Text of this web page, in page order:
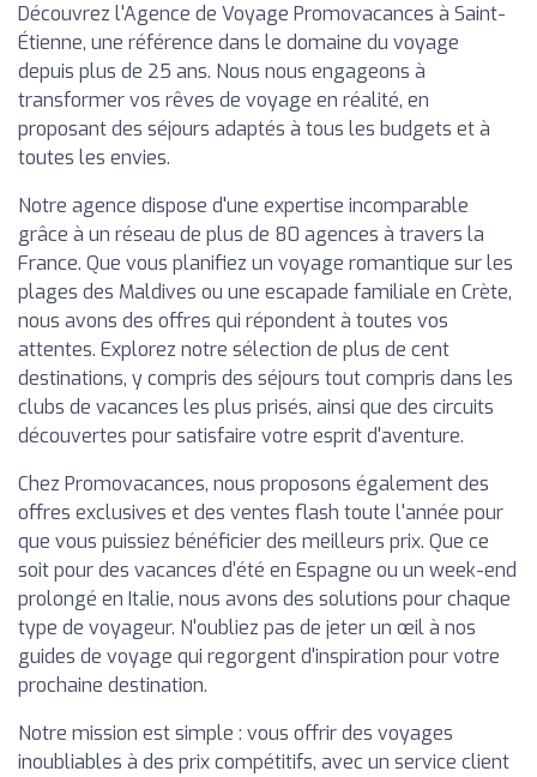
Découvrez l'Agence de Voyage Promovacances à Saint-
Étienne, une référence dans le domaine du voyage
depuis plus de 25 ans. Nous nous engageons à
transformer vos rêves de voyage en réalité, en
proposant des séjours adaptés à tous les budgets et à
toutes les envies.
Notre agence dispose d'une expertise incomparable
grâce à un réseau de plus de 80 agences à travers la
France. Que vous planifiez un voyage romantique sur les
plages des Maldives ou une escapade familiale en Crète,
nous avons des offres qui répondent à toutes vos
attentes. Explorez notre sélection de plus de cent
destinations, y compris des séjours tout compris dans les
clubs de vacances les plus prisés, ainsi que des circuits
découvertes pour satisfaire votre esprit d'aventure.
Chez Promovacances, nous proposons également des
offres exclusives et des ventes flash toute l'année pour
que vous puissiez bénéficier des meilleurs prix. Que ce
soit pour des vacances d'été en Espagne ou un week-end
prolongé en Italie, nous avons des solutions pour chaque
type de voyageur. N'oubliez pas de jeter un œil à nos
guides de voyage qui regorgent d'inspiration pour votre
prochaine destination.
Notre mission est simple : vous offrir des voyages
inoubliables à des prix compétitifs, avec un service client